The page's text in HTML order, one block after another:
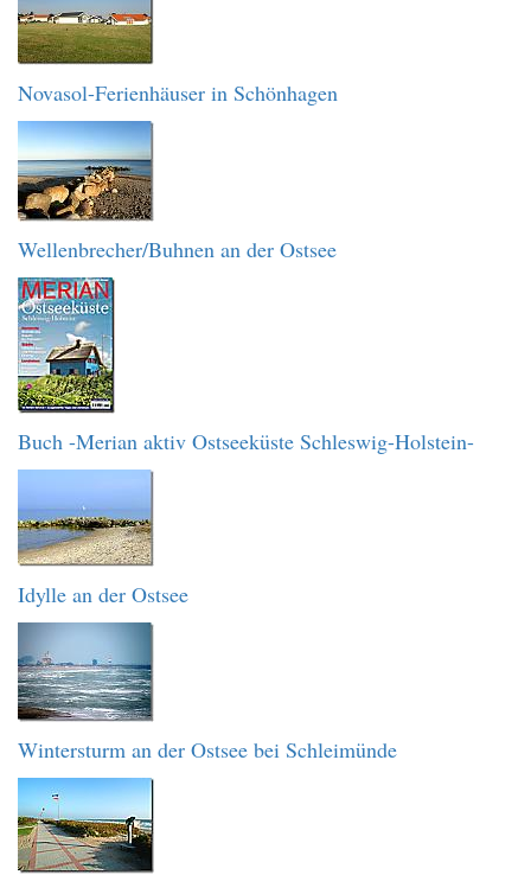
Novasol-Ferienhäuser in Schönhagen
Wellenbrecher/Buhnen an der Ostsee
Buch -Merian aktiv Ostseeküste Schleswig-Holstein-
Idylle an der Ostsee
Wintersturm an der Ostsee bei Schleimünde